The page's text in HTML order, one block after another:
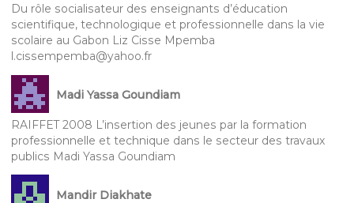
Du rôle socialisateur des enseignants d’éducation
scientifique, technologique et professionnelle dans la vie
scolaire au Gabon Liz Cisse Mpemba
l.cissempemba@yahoo.fr
Madi Yassa Goundiam
RAIFFET 2008 L’insertion des jeunes par la formation
professionnelle et technique dans le secteur des travaux
publics Madi Yassa Goundiam
Mandir Diakhate